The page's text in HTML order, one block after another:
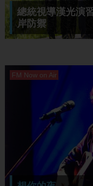
總統視導漢光演
岸防禦